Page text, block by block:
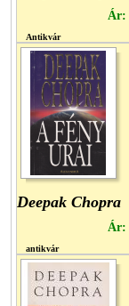
Ár:
Antikvár
Deepak Chopra
Ár:
antikvár